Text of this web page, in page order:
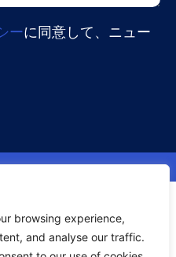
browsing experience,
and analyse our traffic.
ーに同意して、ニュー
の配慮について
analytical, marketing, and
to ensure smooth
and services and help
For details, please